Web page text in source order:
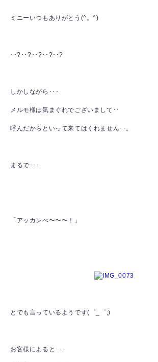
ミニーいつもありがとう(^。^)
･･?･･?･･?･･?･･?
しかしながら･･･
メルモ様は気まぐれでございまして･･
呼んだからといって来てはくれません･･。
まるで･･･
「アッカンべ〜〜〜！」
とでも言っているようです(゜_゜;)
お客様によると･･･